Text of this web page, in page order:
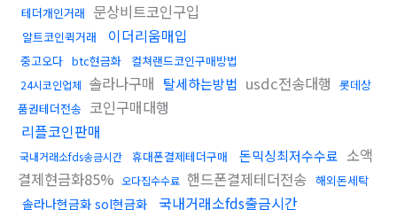
테더개인거래 문상비트코인구입
알트코인퀵거래 이더리움매입
중고오다 btc현금화 컬쳐랜드코인구매방법
24시코인업체 솔라나구매 탈세하는방법 usdc전송대행 롯데상
품권테더전송 코인구매대행
리플코인판매
국내거래소fds송금시간 휴대폰결제테더구매 돈믹싱최저수수료 소액
결제현금화85% 오다집수수료 핸드폰결제테더전송 해외돈세탁
솔라나현금화 sol현금화
국내거래소fds출금시간